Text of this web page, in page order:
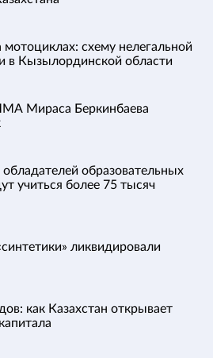
схему нелегальной
в Кызылординской области
Мираса Беркинбаева
образовательных
учиться более 75 тысяч
ликвидировали
как Казахстан открывает